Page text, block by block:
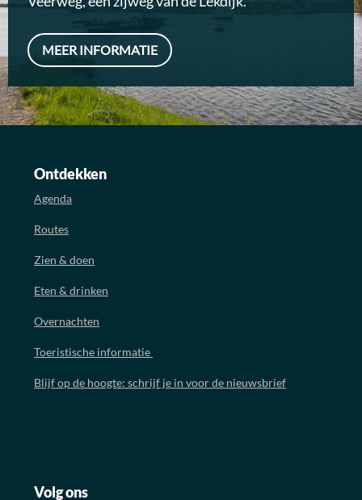
MEER INFORMATIE
Ontdekken
Agenda
Routes
Zien & doen
Eten & drinken
Overnachten
Toeristische informatie
Blijf op de hoogte: schrijf je in voor de nieuwsbrief
Volg ons